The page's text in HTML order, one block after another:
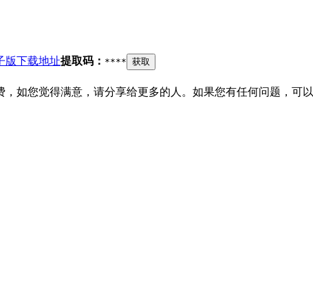
版下载地址提取码： **** 获取
如您觉得满意，请分享给更多的人。如果您有任何问题，可以